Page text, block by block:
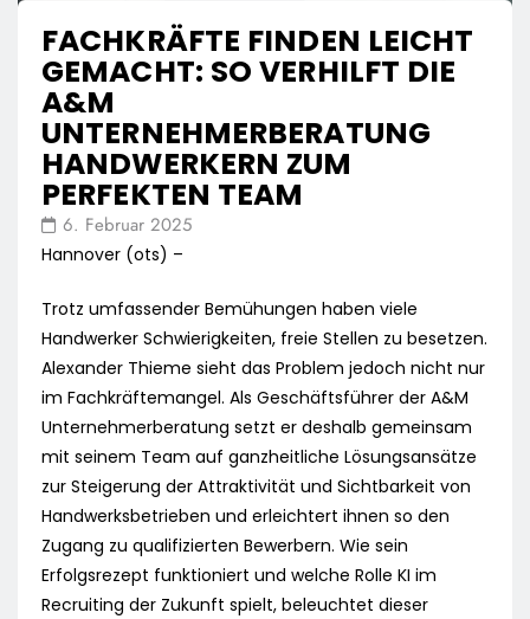
FACHKRÄFTE FINDEN LEICHT
GEMACHT: SO VERHILFT DIE
A&M
UNTERNEHMERBERATUNG
HANDWERKERN ZUM
PERFEKTEN TEAM
6. Februar 2025
Hannover (ots) –
Trotz umfassender Bemühungen haben viele
Handwerker Schwierigkeiten, freie Stellen zu besetzen.
Alexander Thieme sieht das Problem jedoch nicht nur
im Fachkräftemangel. Als Geschäftsführer der A&M
Unternehmerberatung setzt er deshalb gemeinsam
mit seinem Team auf ganzheitliche Lösungsansätze
zur Steigerung der Attraktivität und Sichtbarkeit von
Handwerksbetrieben und erleichtert ihnen so den
Zugang zu qualifizierten Bewerbern. Wie sein
Erfolgsrezept funktioniert und welche Rolle KI im
Recruiting der Zukunft spielt, beleuchtet dieser